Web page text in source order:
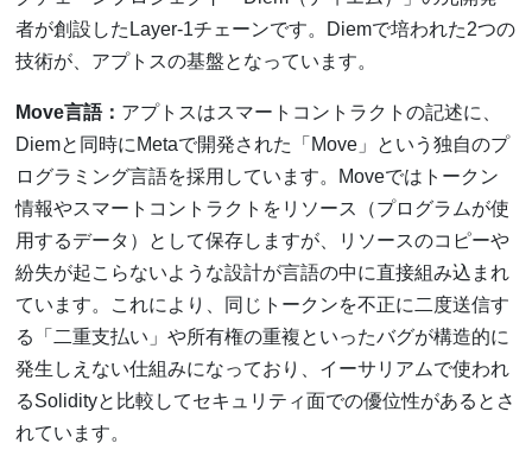
者が創設したLayer-1チェーンです。Diemで培われた2つの
技術が、アプトスの基盤となっています。
Move言語： アプトスはスマートコントラクトの記述に、
Diemと同時にMetaで開発された「Move」という独自のプ
ログラミング言語を採用しています。Moveではトークン
情報やスマートコントラクトをリソース（プログラムが使
用するデータ）として保存しますが、リソースのコピーや
紛失が起こらないような設計が言語の中に直接組み込まれ
ています。これにより、同じトークンを不正に二度送信す
る「二重支払い」や所有権の重複といったバグが構造的に
発生しえない仕組みになっており、イーサリアムで使われ
るSolidityと比較してセキュリティ面での優位性があるとさ
れています。